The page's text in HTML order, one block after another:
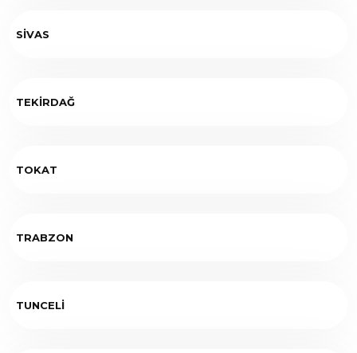
SİVAS
TEKİRDAĞ
TOKAT
TRABZON
TUNCELİ